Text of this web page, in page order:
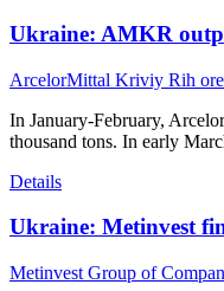
Ukraine: AMKR
ArcelorMittal Kriviy Rih
In January-February,
thousand tons. In early
Details
Ukraine: Metinvest
Metinvest Group of